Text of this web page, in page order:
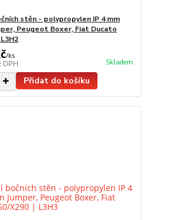
stěn - polypropylen IP 4 mm
Peugeot Boxer, Fiat Ducato
/ks
DPH Skladem
Přidat do košíku